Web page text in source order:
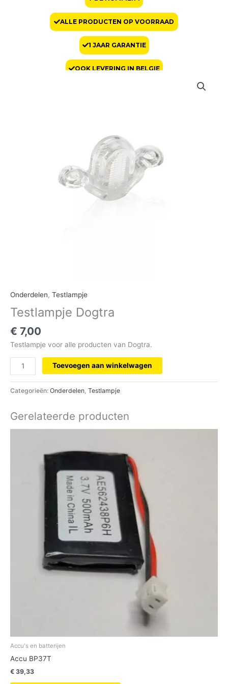
ALLE PRODUCTEN OP VOORRAAD
1 JAAR GARANTIE
OOK LEVERING IN BELGIE
Onderdelen, Testlampje
Testlampje Dogtra
€ 7,00
Testlampje voor alle producten van Dogtra.
Toevoegen aan winkelwagen
Categorieën: Onderdelen, Testlampje
Gerelateerde producten
Accu's en batterijen
Accu BP37T
€ 39,33